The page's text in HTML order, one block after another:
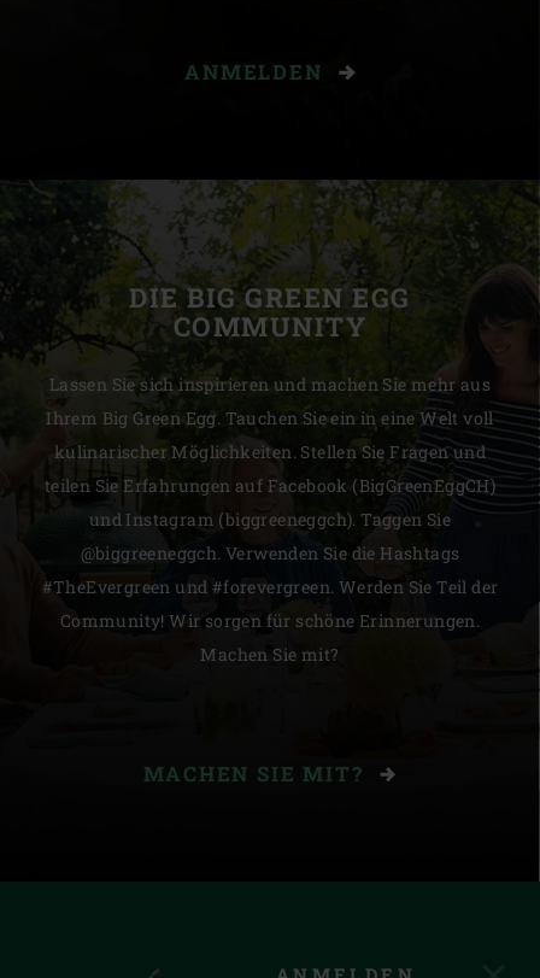
ANMELDEN
DIE BIG GREEN EGG
COMMUNITY
Lassen Sie sich inspirieren und machen Sie mehr aus
Ihrem Big Green Egg. Tauchen Sie ein in eine Welt voll
kulinarischer Möglichkeiten. Stellen Sie Fragen und
teilen Sie Erfahrungen auf Facebook (BigGreenEggCH)
und Instagram (biggreeneggch). Taggen Sie
@biggreeneggch. Verwenden Sie die Hashtags
#TheEvergreen und #forevergreen. Werden Sie Teil der
Community! Wir sorgen für schöne Erinnerungen.
Machen Sie mit?
MACHEN SIE MIT?